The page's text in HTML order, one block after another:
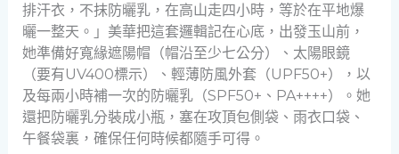
排汗衣，不抹防曬乳，在高山走四小時，等於在平地爆
曬一整天。」美華把這套邏輯記在心底，出發玉山前，
她準備好寬緣遮陽帽（帽沿至少七公分）、太陽眼鏡
（要有UV400標示）、輕薄防風外套（UPF50+），以
及每兩小時補一次的防曬乳（SPF50+、PA++++）。她
還把防曬乳分裝成小瓶，塞在攻頂包側袋、雨衣口袋、
午餐袋裏，確保任何時候都隨手可得。